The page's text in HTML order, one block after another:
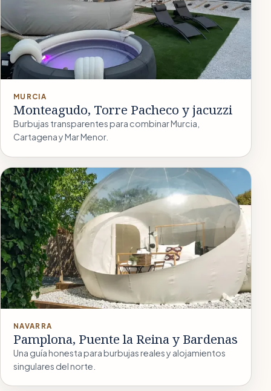
MURCIA
Monteagudo, Torre Pacheco y jacuzzi
Burbujas transparentes para combinar Murcia,
Cartagena y Mar Menor.
NAVARRA
Pamplona, Puente la Reina y Bardenas
Una guía honesta para burbujas reales y alojamientos
singulares del norte.